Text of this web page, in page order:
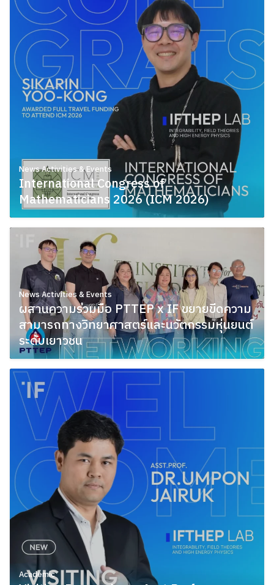
News Activities & Events
International Congress of
Mathematicians 2026 (ICM 2026)
May 11, 2026
News Activities & Events
ผสานความร่วมมือ PTTEP x IF ขยายขีดความ
สามารถทางวิทยาศาสตร์และนวัตกรรมหุ่นยนต์
ระดับเยาวชน
May 11, 2026
Academic